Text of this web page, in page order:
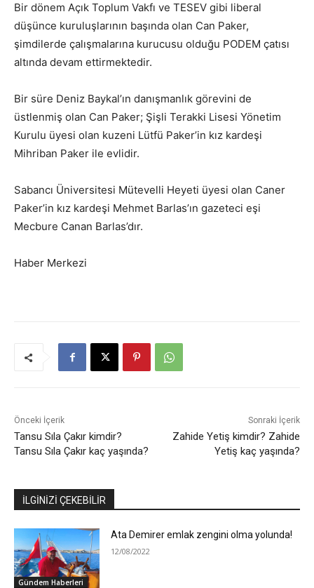
Bir dönem Açık Toplum Vakfı ve TESEV gibi liberal
düşünce kuruluşlarının başında olan Can Paker,
şimdilerde çalışmalarına kurucusu olduğu PODEM çatısı
altında devam ettirmektedir.
Bir süre Deniz Baykal’ın danışmanlık görevini de
üstlenmiş olan Can Paker; Şişli Terakki Lisesi Yönetim
Kurulu üyesi olan kuzeni Lütfü Paker’in kız kardeşi
Mihriban Paker ile evlidir.
Sabancı Üniversitesi Mütevelli Heyeti üyesi olan Caner
Paker’in kız kardeşi Mehmet Barlas’ın gazeteci eşi
Mecbure Canan Barlas’dır.
Haber Merkezi
Önceki İçerik
Tansu Sıla Çakır kimdir?
Tansu Sıla Çakır kaç yaşında?
Sonraki İçerik
Zahide Yetiş kimdir? Zahide
Yetiş kaç yaşında?
İLGİNİZİ ÇEKEBİLİR
Gündem Haberleri
Ata Demirer emlak zengini olma yolunda!
12/08/2022